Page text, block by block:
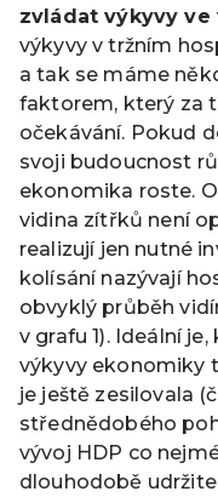
zvládat výkyvy ve
výkyvy v tržním
a tak se máme
faktorem, který za
očekávání. Pokud
svoji budoucnost
ekonomika roste.
vidina zítřků není
realizují jen nutné
kolísání nazývají
obvyklý průběh
v grafu 1). Ideální
výkyvy ekonomiky
je ještě zesilovala
střednědobého
vývoj HDP co
dlouhodobě